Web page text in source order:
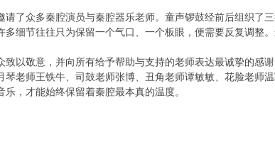
了众多秦腔演员与秦腔器乐老师。童声锣鼓经前后组织了
细节往往只为保留一个气口、一个板眼，便需要反复调整
以敬意，并向所有给予帮助与支持的老师表达最诚挚的感
老师王铁牛、司鼓老师张博、丑角老师谭敏敏、花脸老师
，才能始终保留着秦腔最本真的温度。